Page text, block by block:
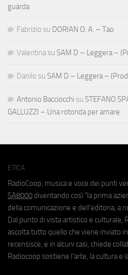
guarda
Fabrizio su DORIAN O. A. – Tao
Valentina su SAM D – Leggera –
Danilo su SAM D – Leggera –
Antonio Bacciocchi su STEFANO
GALLUZZI – Una rotonda per amare
ETICA
RadioCoop, musica e voce dei punti
SA8000 diventando così "la prima
della comunicazione e dell'editoria, a
Dal punto di vista artistico e culturale,
ascolta tutto quello che viene inviato
recensisce, e in alcuni casi, chiede
Radiocoop sostiene l'arte, la cultura e